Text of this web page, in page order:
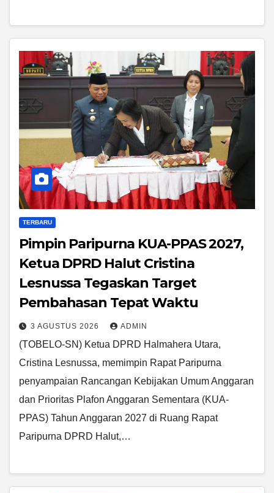
TERBARU
Pimpin Paripurna KUA-PPAS 2027,
Ketua DPRD Halut Cristina
Lesnussa Tegaskan Target
Pembahasan Tepat Waktu
3 AGUSTUS 2026 ADMIN
(TOBELO-SN) Ketua DPRD Halmahera Utara,
Cristina Lesnussa, memimpin Rapat Paripurna
penyampaian Rancangan Kebijakan Umum Anggaran
dan Prioritas Plafon Anggaran Sementara (KUA-
PPAS) Tahun Anggaran 2027 di Ruang Rapat
Paripurna DPRD Halut,…